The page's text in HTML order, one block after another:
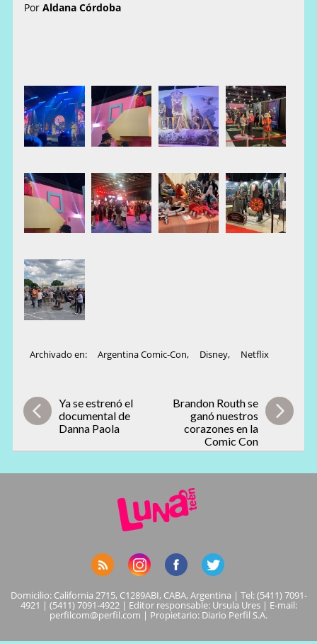
Por Aldana Córdoba
Archivado en: Argentina Comic-Con, Disney, Netflix
Ya se estrenó el
documental de
Danna Paola
Brandon Routh se
ganó nuestros
corazones en la
Comic Con
Domicilio: California 2715, C1289ABI, CABA, Argentina | Tel: (5411) 7091-
4921 | (5411) 7091-4922 | Editor responsable: Ursula Ures | E-mail:
perfilcom@perfil.com | Propietario: Diario Perfil S.A.